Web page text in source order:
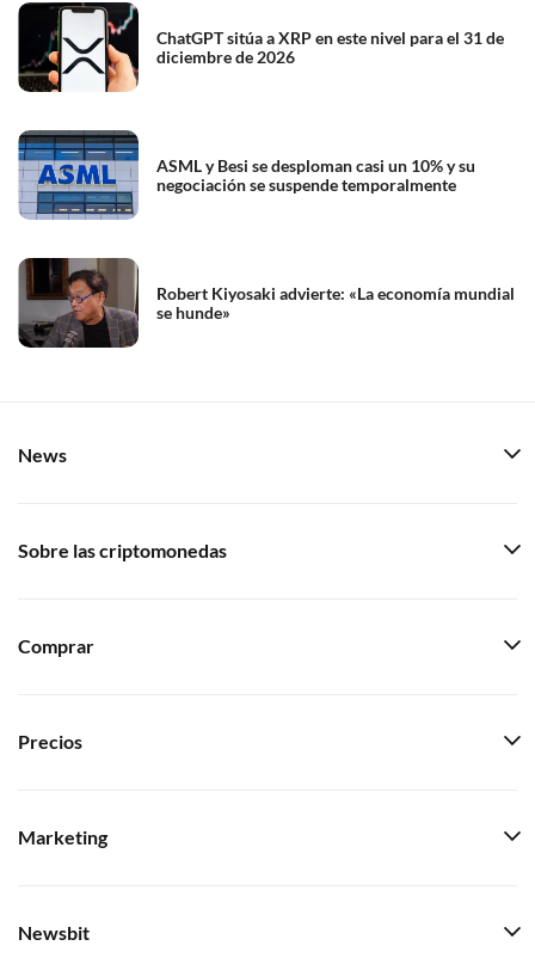
ChatGPT sitúa a XRP en este nivel para el 31 de
diciembre de 2026
ASML y Besi se desploman casi un 10% y su
negociación se suspende temporalmente
Robert Kiyosaki advierte: «La economía mundial
se hunde»
News
Sobre las criptomonedas
Comprar
Precios
Marketing
Newsbit